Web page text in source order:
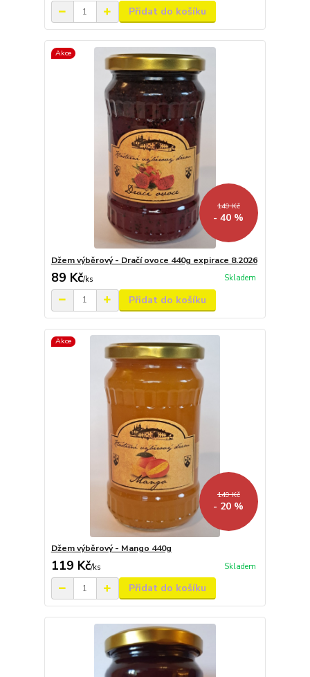
Přidat do košíku
Akce
149 Kč
- 40 %
Džem výběrový - Dračí ovoce 440g expirace 8.2026
89 Kč/ks Skladem
Přidat do košíku
Akce
149 Kč
- 20 %
Džem výběrový - Mango 440g
119 Kč/ks Skladem
Přidat do košíku